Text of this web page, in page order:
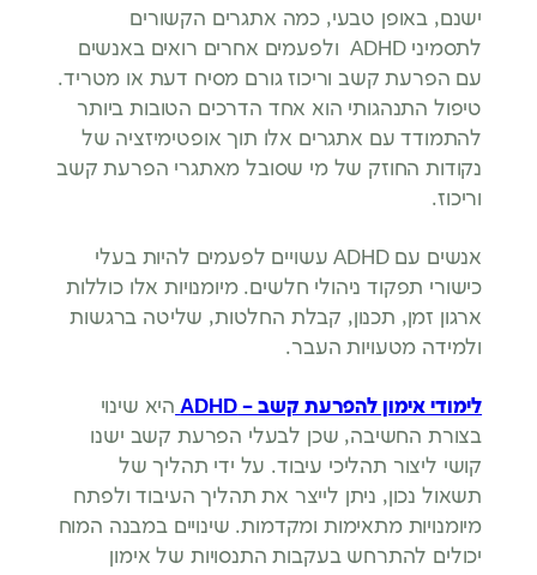
ישנם, באופן טבעי, כמה אתגרים הקשורים
לתסמיני ADHD ולפעמים אחרים רואים באנשים
עם הפרעת קשב וריכוז גורם מסיח דעת או מטריד.
טיפול התנהגותי הוא אחד הדרכים הטובות ביותר
להתמודד עם אתגרים אלו תוך אופטימיזציה של
נקודות החוזק של מי שסובל מאתגרי הפרעת קשב
וריכוז.
אנשים עם ADHD עשויים לפעמים להיות בעלי
כישורי תפקוד ניהולי חלשים. מיומנויות אלו כוללות
ארגון זמן, תכנון, קבלת החלטות, שליטה ברגשות
ולמידה מטעויות העבר.
לימודי אימון להפרעת קשב – ADHD היא שינוי
בצורת החשיבה, שכן לבעלי הפרעת קשב ישנו
קושי ליצור תהליכי עיבוד. על ידי תהליך של
תשאול נכון, ניתן לייצר את תהליך העיבוד ולפתח
מיומנויות מתאימות ומקדמות. שינויים במבנה המוח
יכולים להתרחש בעקבות התנסויות של אימון